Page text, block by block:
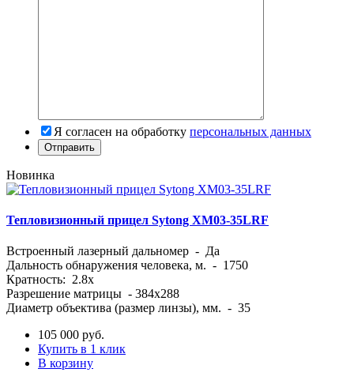
Я согласен на обработку персональных данных
Новинка
Тепловизионный прицел Sytong XM03-35LRF
Встроенный лазерный дальномер - Да
Дальность обнаружения человека, м. - 1750
Кратность: 2.8x
Разрешение матрицы - 384x288
Диаметр объектива (размер линзы), мм. - 35
105 000 руб.
Купить в 1 клик
В корзину